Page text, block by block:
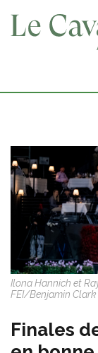
Ilona Hannich et
FEI/Benjamin Clark
Finales